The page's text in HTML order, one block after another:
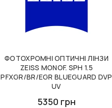
ФОТОХРОМНІ ОПТИЧНІ ЛІНЗИ
ZEISS MONOF. SPH 1.5
PFXGR/BR/EGR BLUEGUARD DVP
UV
5350 грн